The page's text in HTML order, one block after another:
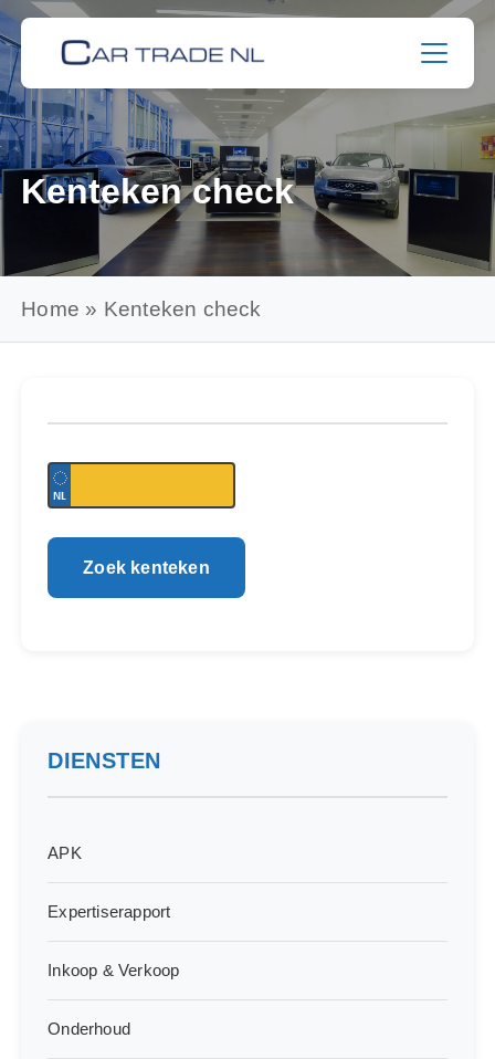
Skip
to
content
Kenteken check
Home » Kenteken check
DIENSTEN
APK
Expertiserapport
Inkoop & Verkoop
Onderhoud